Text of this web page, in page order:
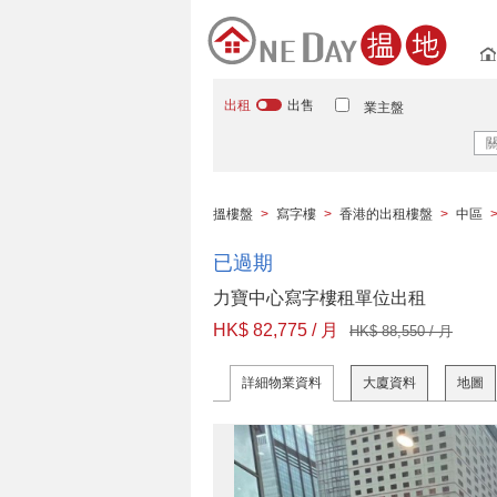
出租 出售 業主盤
搵樓盤 > 寫字樓 > 香港的出租樓盤 > 中區 >
已過期
力寶中心寫字樓租單位出租
HK$ 82,775 / 月
HK$ 88,550 / 月
詳細物業資料 大廈資料 地圖